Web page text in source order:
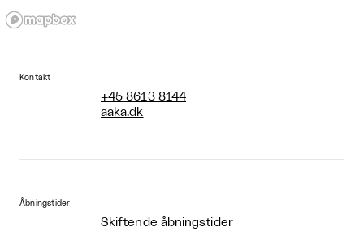
Kontakt
+45 8613 8144
aaka.dk
Åbningstider
Skiftende åbningstider